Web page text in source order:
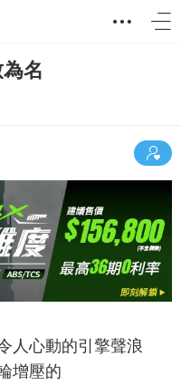
名
人心動的引擎聲浪
增壓的